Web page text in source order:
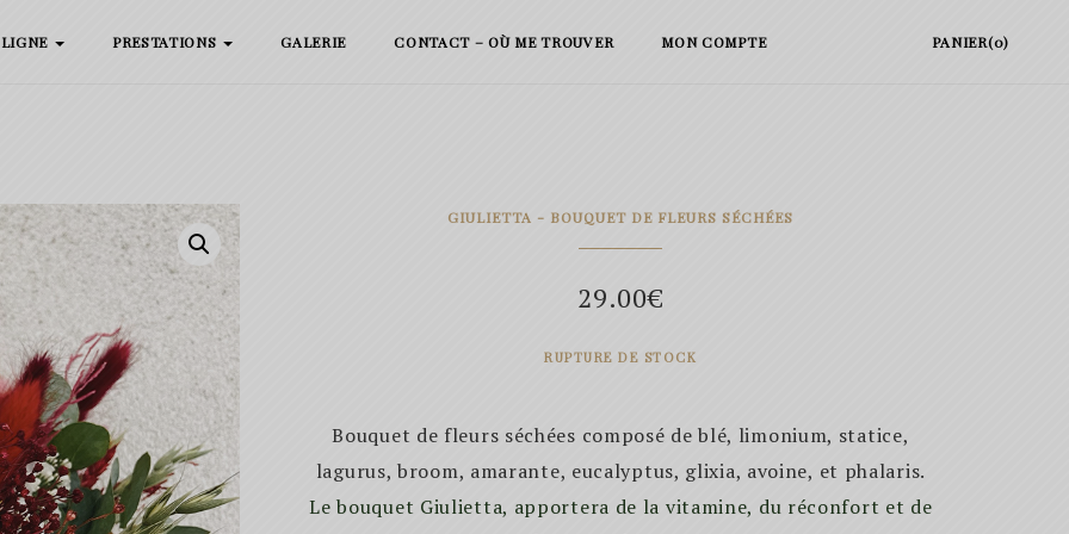
PRESTATIONS GALERIE CONTACT – OÙ ME TROUVER MON COMPTE PANIER(0)
GIULIETTA - BOUQUET DE FLEURS SÉCHÉES
29.00€
RUPTURE DE STOCK
Bouquet de fleurs séchées composé de blé, limonium, statice,
lagurus, broom, amarante, eucalyptus, glixia, avoine, et phalaris.
Le bouquet Giulietta, apportera de la vitamine, du réconfort et de